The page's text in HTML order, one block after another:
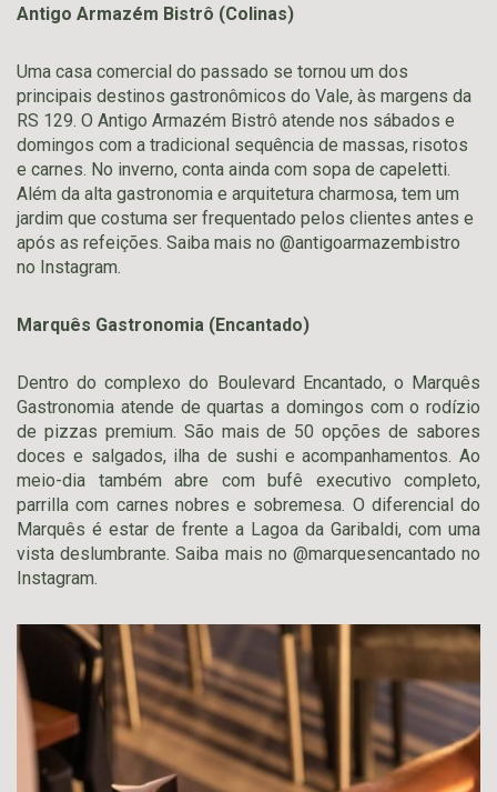
Antigo Armazém Bistrô (Colinas)
Uma casa comercial do passado se tornou um dos
principais destinos gastronômicos do Vale, às margens da
RS 129. O Antigo Armazém Bistrô atende nos sábados e
domingos com a tradicional sequência de massas, risotos
e carnes. No inverno, conta ainda com sopa de capeletti.
Além da alta gastronomia e arquitetura charmosa, tem um
jardim que costuma ser frequentado pelos clientes antes e
após as refeições. Saiba mais no @antigoarmazembistro
no Instagram.
Marquês Gastronomia (Encantado)
Dentro do complexo do Boulevard Encantado, o Marquês
Gastronomia atende de quartas a domingos com o rodízio
de pizzas premium. São mais de 50 opções de sabores
doces e salgados, ilha de sushi e acompanhamentos. Ao
meio-dia também abre com bufê executivo completo,
parrilla com carnes nobres e sobremesa. O diferencial do
Marquês é estar de frente a Lagoa da Garibaldi, com uma
vista deslumbrante. Saiba mais no @marquesencantado no
Instagram.